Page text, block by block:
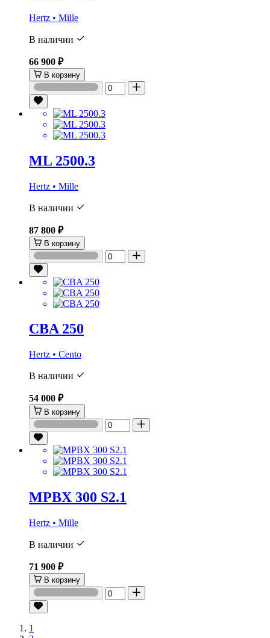
Hertz • Mille
В наличии
66 900 ₽
В корзину
ML 2500.3
Hertz • Mille
В наличии
87 800 ₽
В корзину
CBA 250
Hertz • Cento
В наличии
54 000 ₽
В корзину
MPBX 300 S2.1
Hertz • Mille
В наличии
71 900 ₽
В корзину
1